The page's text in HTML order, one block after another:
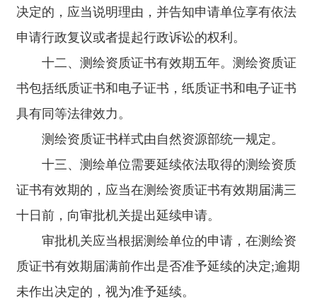
决定的，应当说明理由，并告知申请单位享有依法
申请行政复议或者提起行政诉讼的权利。
十二、测绘资质证书有效期五年。测绘资质证
书包括纸质证书和电子证书，纸质证书和电子证书
具有同等法律效力。
测绘资质证书样式由自然资源部统一规定。
十三、测绘单位需要延续依法取得的测绘资质
证书有效期的，应当在测绘资质证书有效期届满三
十日前，向审批机关提出延续申请。
审批机关应当根据测绘单位的申请，在测绘资
质证书有效期届满前作出是否准予延续的决定;逾期
未作出决定的，视为准予延续。